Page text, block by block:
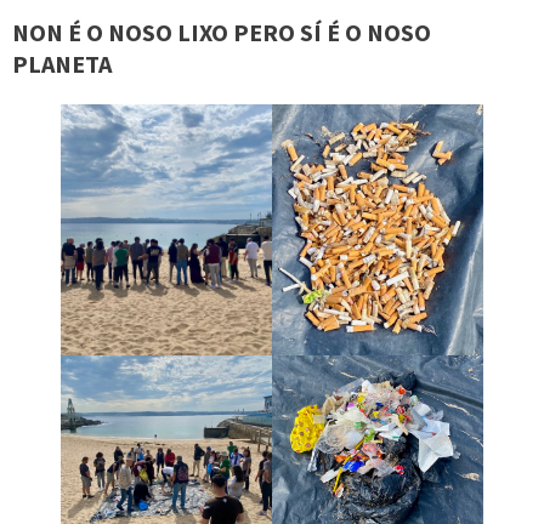
NON É O NOSO LIXO PERO SÍ É O NOSO
PLANETA